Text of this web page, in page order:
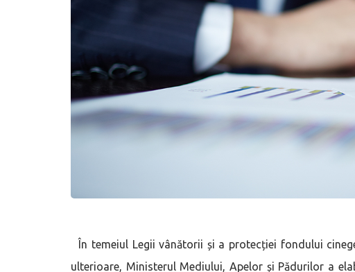
În temeiul Legii vânătorii și a protecției fondului
ulterioare, Ministerul Mediului, Apelor și Pădurilor a